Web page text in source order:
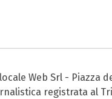
Web Srl - Piazza
registrata al